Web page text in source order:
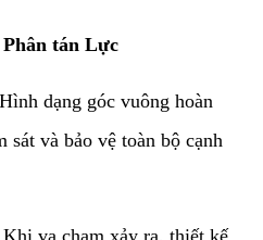
tán Lực
Hình dạng góc vuông hoàn
sát và bảo vệ toàn bộ cạnh
Khi va chạm xảy ra, thiết kế